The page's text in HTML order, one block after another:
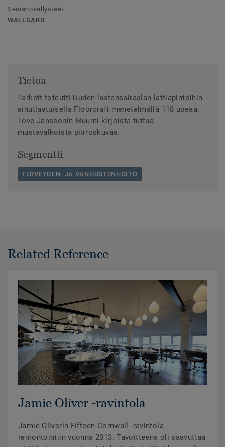
Seinänpäällysteet
WALLGARD
Tietoa
Tarkett toteutti Uuden lastensairaalan lattiapintoihin
ainutlaatuisella Floorcraft menetelmällä 118 upeaa,
Tove Janssonin Muumi-kirjoista tuttua
mustavalkoista piirroskuvaa.
Segmentti
TERVEYDEN- JA VANHUSTENHOITO
Related Reference
Jamie Oliver -ravintola
Jamie Oliverin Fifteen Cornwall -ravintola
remontointiin vuonna 2013. Tavoitteena oli saavuttaa